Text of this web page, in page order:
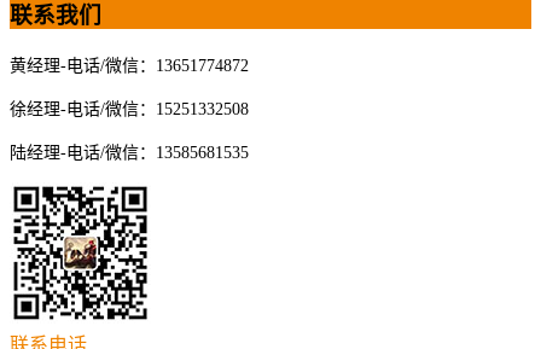
联系我们
黄经理-电话/微信：13651774872
徐经理-电话/微信：15251332508
陆经理-电话/微信：13585681535
联系电话